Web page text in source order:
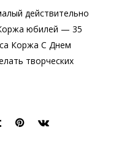
действительно
юбилей — 35
Коржа С Днем
творческих